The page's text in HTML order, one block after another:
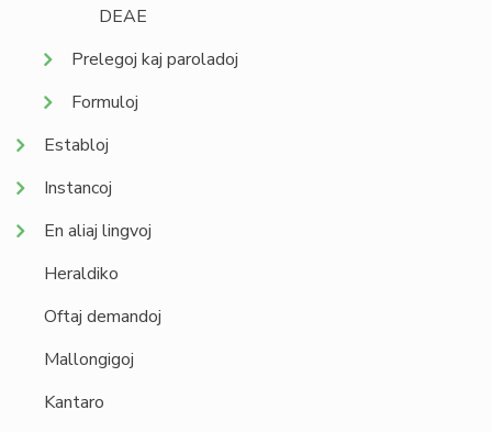
DEAE
Prelegoj kaj paroladoj
Formuloj
Establoj
Instancoj
En aliaj lingvoj
Heraldiko
Oftaj demandoj
Mallongigoj
Kantaro